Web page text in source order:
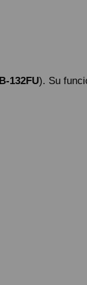
132FU). Su